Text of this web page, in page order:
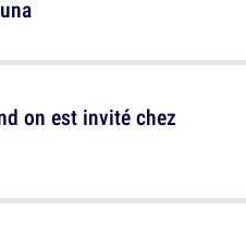
on est invité chez